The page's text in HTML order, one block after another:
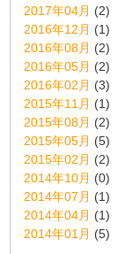
2017年04月 (2)
2016年12月 (1)
2016年08月 (2)
2016年05月 (2)
2016年02月 (3)
2015年11月 (1)
2015年08月 (2)
2015年05月 (5)
2015年02月 (2)
2014年10月 (0)
2014年07月 (1)
2014年04月 (1)
2014年01月 (5)